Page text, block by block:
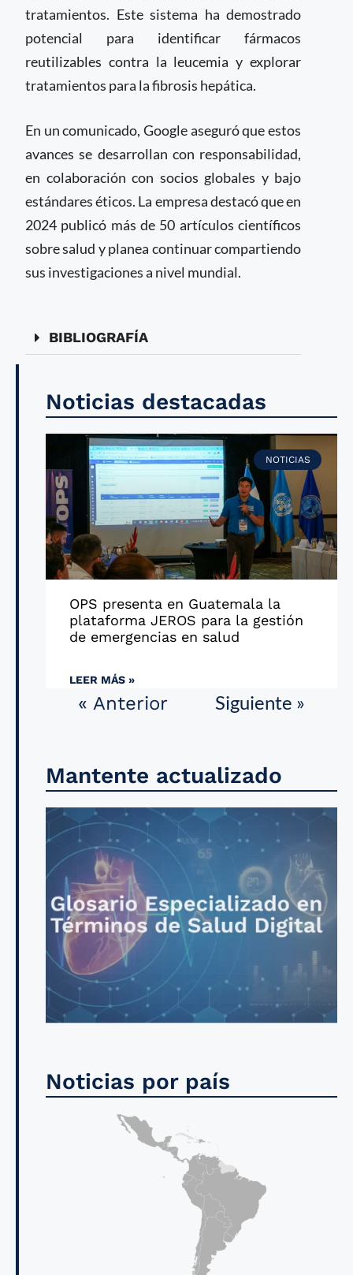
tratamientos. Este sistema ha demostrado
potencial para identificar fármacos
reutilizables contra la leucemia y explorar
tratamientos para la fibrosis hepática.
En un comunicado, Google aseguró que estos
avances se desarrollan con responsabilidad,
en colaboración con socios globales y bajo
estándares éticos. La empresa destacó que en
2024 publicó más de 50 artículos científicos
sobre salud y planea continuar compartiendo
sus investigaciones a nivel mundial.
BIBLIOGRAFÍA
Noticias destacadas
NOTICIAS
OPS presenta en Guatemala la
plataforma JEROS para la gestión
de emergencias en salud
LEER MÁS »
« Anterior Siguiente »
Mantente actualizado
Noticias por país